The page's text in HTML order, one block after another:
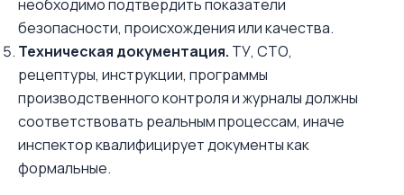
необходимо подтвердить показатели
безопасности, происхождения или качества.
Техническая документация. ТУ, СТО,
рецептуры, инструкции, программы
производственного контроля и журналы должны
соответствовать реальным процессам, иначе
инспектор квалифицирует документы как
формальные.